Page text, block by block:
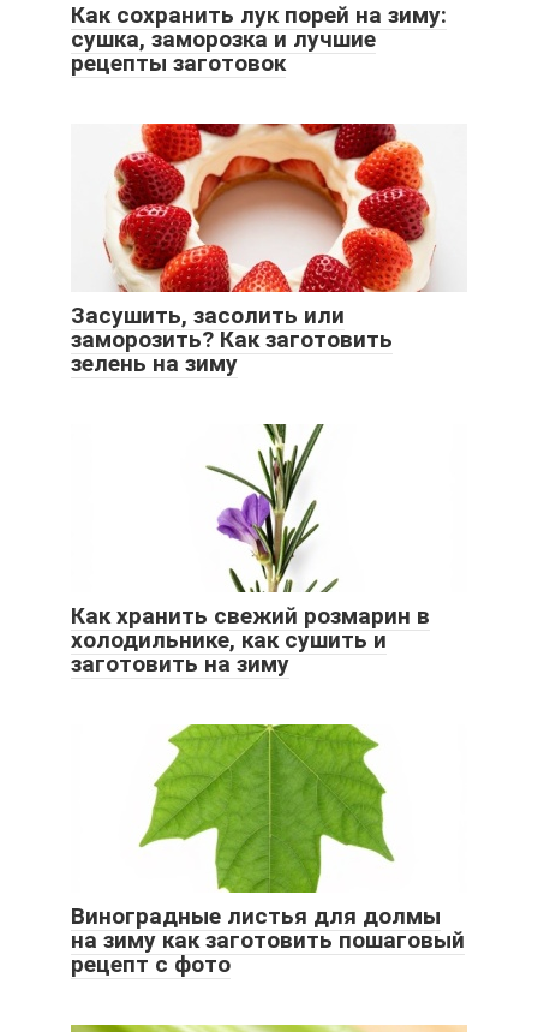
Как сохранить лук порей на зиму:
сушка, заморозка и лучшие
рецепты заготовок
Засушить, засолить или
заморозить? Как заготовить
зелень на зиму
Как хранить свежий розмарин в
холодильнике, как сушить и
заготовить на зиму
Виноградные листья для долмы
на зиму как заготовить пошаговый
рецепт с фото